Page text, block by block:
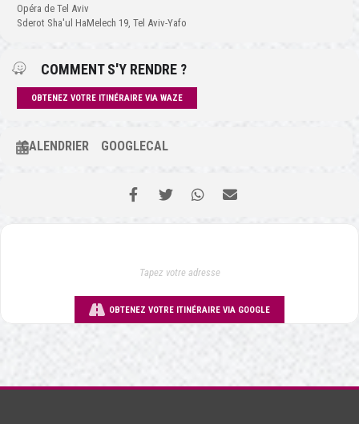
Opéra de Tel Aviv
Sderot Sha'ul HaMelech 19, Tel Aviv-Yafo
COMMENT S'Y RENDRE ?
OBTENEZ VOTRE ITINÉRAIRE VIA WAZE
CALENDRIER GOOGLECAL
OBTENEZ VOTRE ITINÉRAIRE VIA GOOGLE